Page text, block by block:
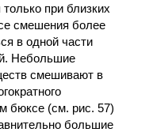
при близких
смешения более
в одной части
Небольшие
смешивают в
бюксе (см. рис. 57)
большие